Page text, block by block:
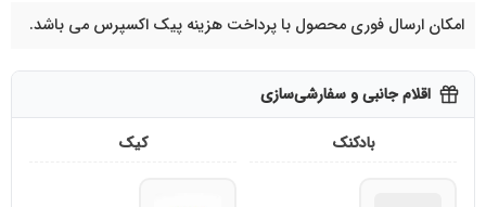
امکان ارسال فوری محصول با پرداخت هزینه پیک اکسپرس می باشد.
اقلام جانبی و سفارشی‌سازی
بادکنک کیک